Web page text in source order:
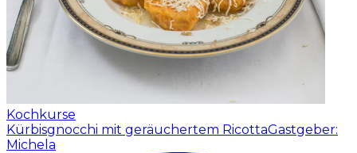
Kochkurse
Kürbisgnocchi mit geräuchertem RicottaGastgeber:
Michela